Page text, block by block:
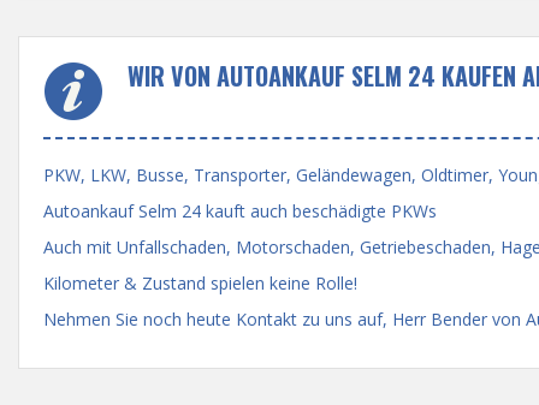
WIR VON AUTOANKAUF SELM 24 KAUFEN
PKW, LKW, Busse, Transporter, Geländewagen, Oldtimer,
Autoankauf Selm 24 kauft auch beschädigte PKWs
Auch mit Unfallschaden, Motorschaden, Getriebeschaden,
Kilometer & Zustand spielen keine Rolle!
Nehmen Sie noch heute Kontakt zu uns auf, Herr Bender von